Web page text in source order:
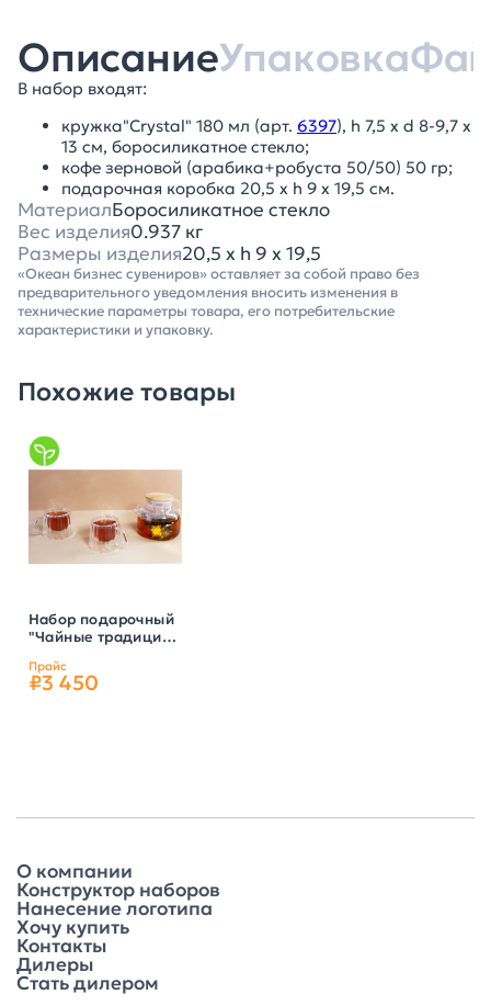
ОписаниеУпаковка
В набор входят:
кружка"Crystal" 180 мл (арт. 6397), h 7,5 х d 8-9,7 х
13 см, боросиликатное стекло;
кофе зерновой (арабика+робуста 50/50) 50 гр;
подарочная коробка 20,5 х h 9 х 19,5 см.
МатериалБоросиликатное стекло
Вес изделия0.937 кг
Размеры изделия20,5 х h 9 х 19,5
«Океан бизнес сувениров» оставляет за собой право без
предварительного уведомления вносить изменения в
технические параметры товара, его потребительские
характеристики и упаковку.
Похожие товары
Набор подарочный
"Чайные традиции"
цвет прозрачный
Прайс
₽3 450
О компании
Конструктор наборов
Нанесение логотипа
Хочу купить
Контакты
Дилеры
Стать дилером